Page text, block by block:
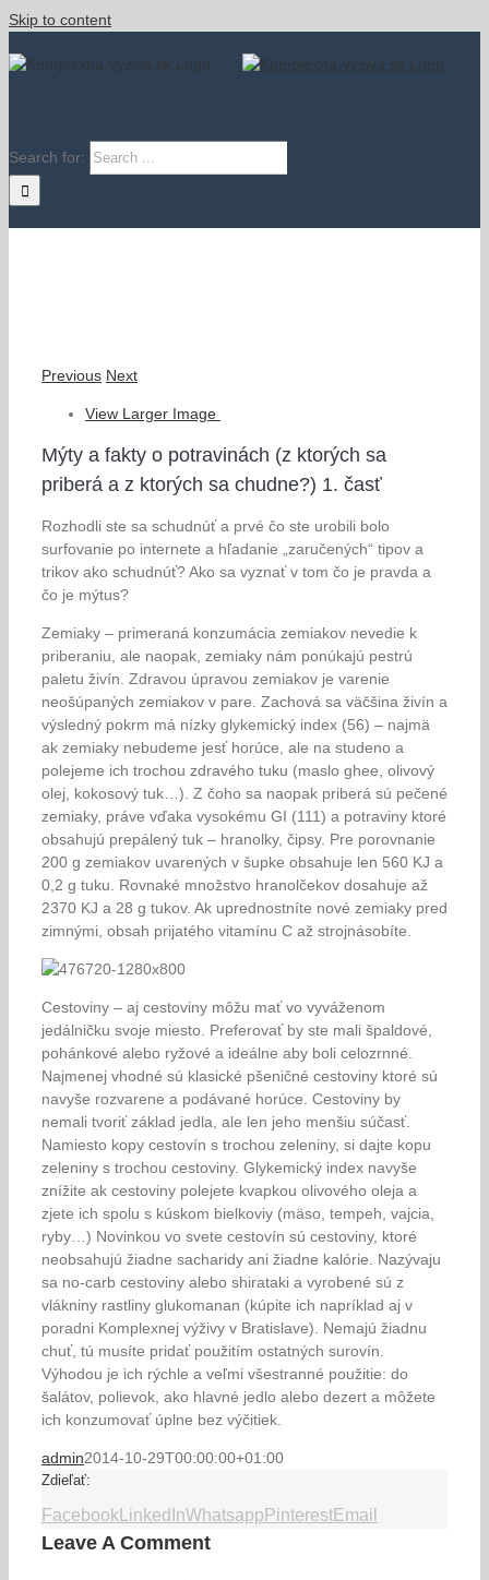
Skip to content
Search for:
Previous Next
View Larger Image
Mýty a fakty o potravinách (z ktorých sa
priberá a z ktorých sa chudne?) 1. časť
Rozhodli ste sa schudnúť a prvé čo ste urobili bolo
surfovanie po internete a hľadanie „zaručených“ tipov a
trikov ako schudnúť? Ako sa vyznať v tom čo je pravda a
čo je mýtus?
Zemiaky – primeraná konzumácia zemiakov nevedie k
priberaniu, ale naopak, zemiaky nám ponúkajú pestrú
paletu živín. Zdravou úpravou zemiakov je varenie
neošúpaných zemiakov v pare. Zachová sa väčšina živín a
výsledný pokrm má nízky glykemický index (56) – najmä
ak zemiaky nebudeme jesť horúce, ale na studeno a
polejeme ich trochou zdravého tuku (maslo ghee, olivový
olej, kokosový tuk…). Z čoho sa naopak priberá sú pečené
zemiaky, práve vďaka vysokému GI (111) a potraviny ktoré
obsahujú prepálený tuk – hranolky, čipsy. Pre porovnanie
200 g zemiakov uvarených v šupke obsahuje len 560 KJ a
0,2 g tuku. Rovnaké množstvo hranolčekov dosahuje až
2370 KJ a 28 g tukov. Ak uprednostníte nové zemiaky pred
zimnými, obsah prijatého vitamínu C až strojnásobíte.
Cestoviny – aj cestoviny môžu mať vo vyváženom
jedálničku svoje miesto. Preferovať by ste mali špaldové,
pohánkové alebo ryžové a ideálne aby boli celozrnné.
Najmenej vhodné sú klasické pšeničné cestoviny ktoré sú
navyše rozvarene a podávané horúce. Cestoviny by
nemali tvoriť základ jedla, ale len jeho menšiu súčasť.
Namiesto kopy cestovín s trochou zeleniny, si dajte kopu
zeleniny s trochou cestoviny. Glykemický index navyše
znížite ak cestoviny polejete kvapkou olivového oleja a
zjete ich spolu s kúskom bielkoviy (mäso, tempeh, vajcia,
ryby…) Novinkou vo svete cestovín sú cestoviny, ktoré
neobsahujú žiadne sacharidy ani žiadne kalórie. Nazývaju
sa no-carb cestoviny alebo shirataki a vyrobené sú z
vlákniny rastliny glukomanan (kúpite ich napríklad aj v
poradni Komplexnej výživy v Bratislave). Nemajú žiadnu
chuť, tú musíte pridať použitím ostatných surovín.
Výhodou je ich rýchle a veľmi všestranné použitie: do
šalátov, polievok, ako hlavné jedlo alebo dezert a môžete
ich konzumovať úplne bez výčitiek.
admin2014-10-29T00:00:00+01:00
Zdieľať:
Facebook LinkedInWhatsapp PinterestEmail
Leave A Comment